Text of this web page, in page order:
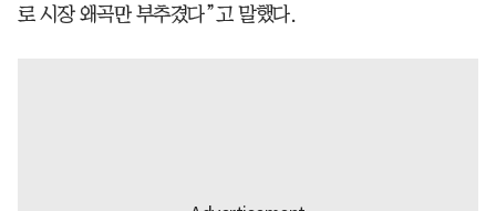
로 시장 왜곡만 부추겼다”고 말했다.